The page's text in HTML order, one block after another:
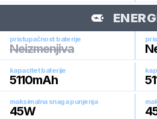
pristupačnost baterije
Neizmenjiva
kapacitet baterije
5110mAh
maksimalna snaga punjenja
45W